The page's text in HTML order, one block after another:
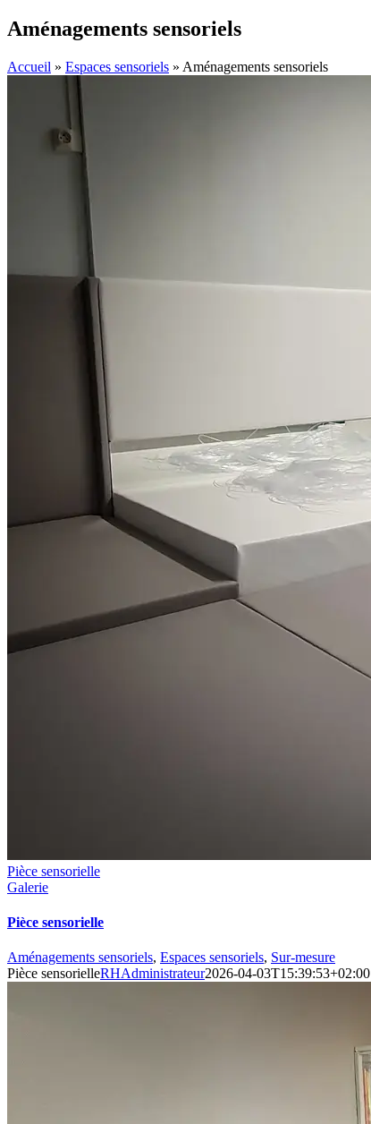
Aménagements sensoriels
Accueil » Espaces sensoriels » Aménagements sensoriels
Pièce sensorielle
Galerie
Pièce sensorielle
Aménagements sensoriels, Espaces sensoriels, Sur-mesure
Pièce sensorielleRHAdministrateur2026-04-03T15:39:53+02:00